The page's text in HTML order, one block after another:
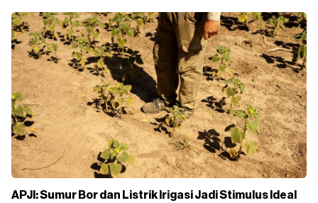
APJI: Sumur Bor dan Listrik Irigasi Jadi Stimulus Ideal